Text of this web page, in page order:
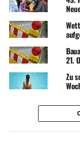
21.
Zu